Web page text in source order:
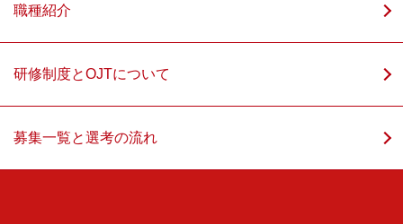
職種紹介
研修制度とOJTについて
募集一覧と選考の流れ